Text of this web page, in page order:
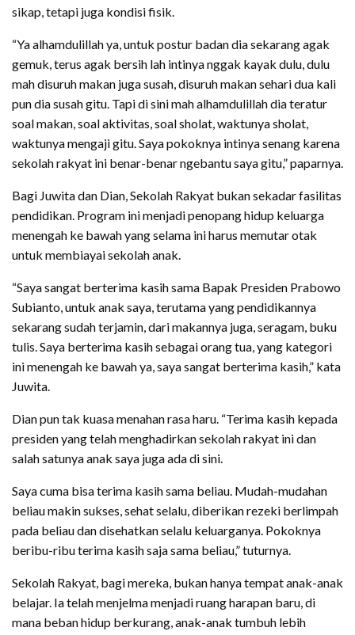
sikap, tetapi juga kondisi fisik.
“Ya alhamdulillah ya, untuk postur badan dia sekarang agak
gemuk, terus agak bersih lah intinya nggak kayak dulu, dulu
mah disuruh makan juga susah, disuruh makan sehari dua kali
pun dia susah gitu. Tapi di sini mah alhamdulillah dia teratur
soal makan, soal aktivitas, soal sholat, waktunya sholat,
waktunya mengaji gitu. Saya pokoknya intinya senang karena
sekolah rakyat ini benar-benar ngebantu saya gitu,” paparnya.
Bagi Juwita dan Dian, Sekolah Rakyat bukan sekadar fasilitas
pendidikan. Program ini menjadi penopang hidup keluarga
menengah ke bawah yang selama ini harus memutar otak
untuk membiayai sekolah anak.
“Saya sangat berterima kasih sama Bapak Presiden Prabowo
Subianto, untuk anak saya, terutama yang pendidikannya
sekarang sudah terjamin, dari makannya juga, seragam, buku
tulis. Saya berterima kasih sebagai orang tua, yang kategori
ini menengah ke bawah ya, saya sangat berterima kasih,” kata
Juwita.
Dian pun tak kuasa menahan rasa haru. “Terima kasih kepada
presiden yang telah menghadirkan sekolah rakyat ini dan
salah satunya anak saya juga ada di sini.
Saya cuma bisa terima kasih sama beliau. Mudah-mudahan
beliau makin sukses, sehat selalu, diberikan rezeki berlimpah
pada beliau dan disehatkan selalu keluarganya. Pokoknya
beribu-ribu terima kasih saja sama beliau,” tuturnya.
Sekolah Rakyat, bagi mereka, bukan hanya tempat anak-anak
belajar. Ia telah menjelma menjadi ruang harapan baru, di
mana beban hidup berkurang, anak-anak tumbuh lebih